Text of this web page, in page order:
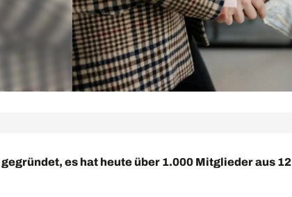
es hat heute über 1.000 Mitglieder aus 12